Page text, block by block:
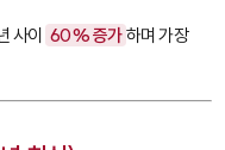
사이 60% 증가하며 가장